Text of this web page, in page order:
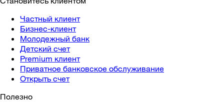
Частный клиент
Бизнес-клиент
Молодежный банк
Детский счет
Premium клиент
Приватное банковское обслуживание
Открыть счет
Полезно